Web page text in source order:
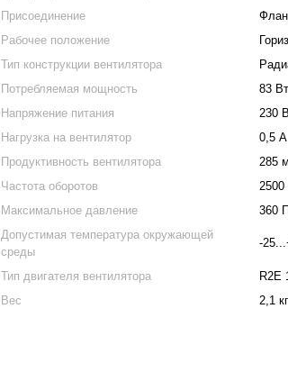
Присоединение
Рабочее положение
Тип конструкции вентилятора
Потребляемая мощность
83 Вт
Напряжение питания
230
Нагрузка на вентилятор
0,5 А
Продуктивность вентилятора
285
Частота оборотов
2500
Максимальное давление
360
Допустимая температура окружающей
среды
-
Тип двигателя вентилятора
R2E
Вес
2,1 кг